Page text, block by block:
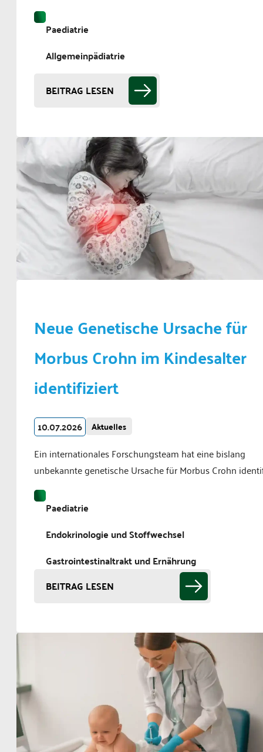
Paediatrie
Allgemeinpädiatrie
BEITRAG LESEN
Neue Genetische Ursache für
Morbus Crohn im Kindesalter
identifiziert
10.07.2026 Aktuelles
Ein internationales Forschungsteam hat eine bislang
unbekannte genetische Ursache für Morbus Crohn
Paediatrie
Endokrinologie und Stoffwechsel
Gastrointestinaltrakt und Ernährung
BEITRAG LESEN